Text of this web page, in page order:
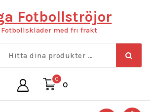
Fotbollströjor
Fotbollskläder med fri frakt
0
0